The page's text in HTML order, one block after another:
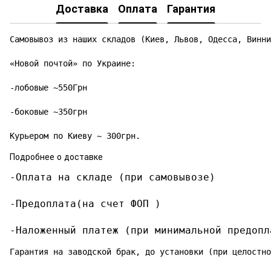
Доставка Оплата Гарантия
Самовывоз из наших складов (Киев, Львов, Одесса,
«Новой почтой» по Украине:
-лобовые ~550Грн
-боковые ~350грн
Курьером по Киеву ~ 300грн.
Подробнее о доставке
-Оплата на складе (при самовывозе)
-Предоплата(на счет ФОП )
-Наложенный платеж (при минимальной
Гарантия на заводской брак, до установки (при